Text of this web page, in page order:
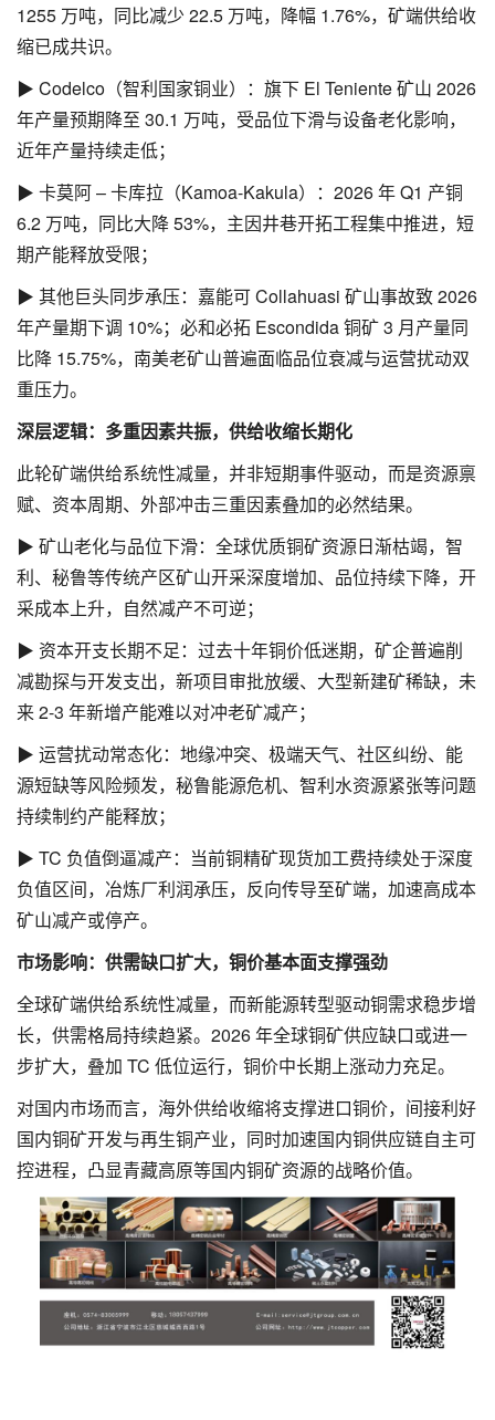
1255 万吨，同比减少 22.5 万吨，降幅 1.76%，矿端供给收
缩已成共识。
▶ Codelco（智利国家铜业）：旗下 El Teniente 矿山 2026
年产量预期降至 30.1 万吨，受品位下滑与设备老化影响，
近年产量持续走低；
▶ 卡莫阿 – 卡库拉（Kamoa-Kakula）：2026 年 Q1 产铜
6.2 万吨，同比大降 53%，主因井巷开拓工程集中推进，短
期产能释放受限；
▶ 其他巨头同步承压：嘉能可 Collahuasi 矿山事故致 2026
年产量期下调 10%；必和必拓 Escondida 铜矿 3 月产量同
比降 15.75%，南美老矿山普遍面临品位衰减与运营扰动双
重压力。
深层逻辑：多重因素共振，供给收缩长期化
此轮矿端供给系统性减量，并非短期事件驱动，而是资源禀
赋、资本周期、外部冲击三重因素叠加的必然结果。
▶ 矿山老化与品位下滑：全球优质铜矿资源日渐枯竭，智
利、秘鲁等传统产区矿山开采深度增加、品位持续下降，开
采成本上升，自然减产不可逆；
▶ 资本开支长期不足：过去十年铜价低迷期，矿企普遍削
减勘探与开发支出，新项目审批放缓、大型新建矿稀缺，未
来 2-3 年新增产能难以对冲老矿减产；
▶ 运营扰动常态化：地缘冲突、极端天气、社区纠纷、能
源短缺等风险频发，秘鲁能源危机、智利水资源紧张等问题
持续制约产能释放；
▶ TC 负值倒逼减产：当前铜精矿现货加工费持续处于深度
负值区间，冶炼厂利润承压，反向传导至矿端，加速高成本
矿山减产或停产。
市场影响：供需缺口扩大，铜价基本面支撑强劲
全球矿端供给系统性减量，而新能源转型驱动铜需求稳步增
长，供需格局持续趋紧。2026 年全球铜矿供应缺口或进一
步扩大，叠加 TC 低位运行，铜价中长期上涨动力充足。
对国内市场而言，海外供给收缩将支撑进口铜价，间接利好
国内铜矿开发与再生铜产业，同时加速国内铜供应链自主可
控进程，凸显青藏高原等国内铜矿资源的战略价值。